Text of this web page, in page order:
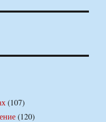
(107)
(120)